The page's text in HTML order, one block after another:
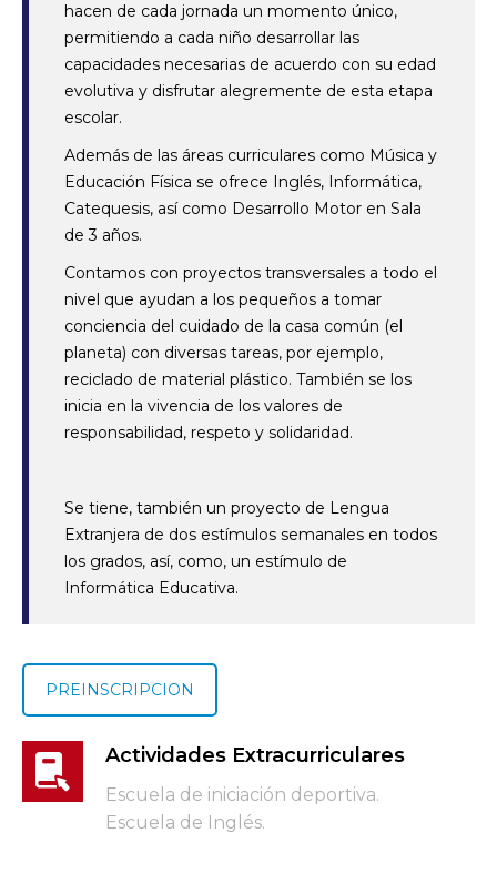
hacen de cada jornada un momento único,
permitiendo a cada niño desarrollar las
capacidades necesarias de acuerdo con su edad
evolutiva y disfrutar alegremente de esta etapa
escolar.
Además de las áreas curriculares como Música y
Educación Física se ofrece Inglés, Informática,
Catequesis, así como Desarrollo Motor en Sala
de 3 años.
Contamos con proyectos transversales a todo el
nivel que ayudan a los pequeños a tomar
conciencia del cuidado de la casa común (el
planeta) con diversas tareas, por ejemplo,
reciclado de material plástico. También se los
inicia en la vivencia de los valores de
responsabilidad, respeto y solidaridad.
Se tiene, también un proyecto de Lengua
Extranjera de dos estímulos semanales en todos
los grados, así, como, un estímulo de
Informática Educativa.
PREINSCRIPCION
Actividades Extracurriculares
Escuela de iniciación deportiva.
Escuela de Inglés.